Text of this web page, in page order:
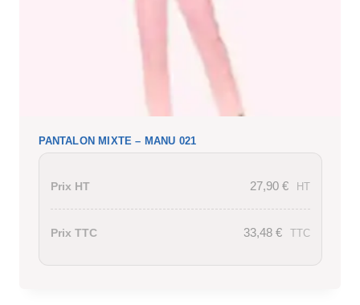
PANTALON MIXTE – MANU 021
Prix HT 27,90 € HT
Prix TTC 33,48 € TTC